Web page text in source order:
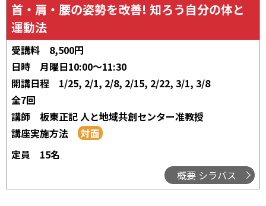
首・肩・腰の姿勢を改善! 知ろう自分の体と
運動法
受講料
8,500円
日時
月曜日10:00～11:30
開講日程
1/25, 2/1, 2/8, 2/15, 2/22, 3/1, 3/8
全7回
講師
板東正記 人と地域共創センター准教授
講座実施方法
定員
15名
概要 シラバス